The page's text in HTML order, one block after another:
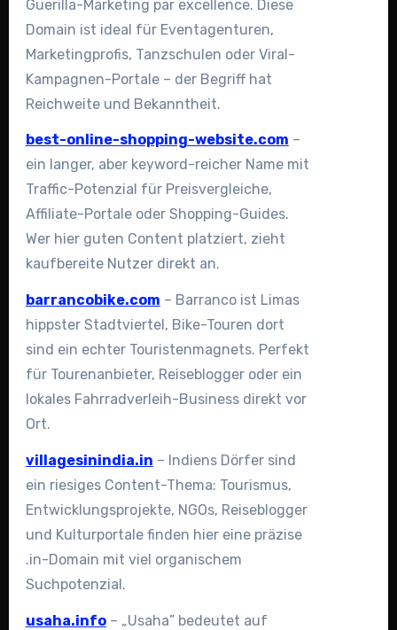
Guerilla-Marketing par excellence. Diese
Domain ist ideal für Eventagenturen,
Marketingprofis, Tanzschulen oder Viral-
Kampagnen-Portale – der Begriff hat
Reichweite und Bekanntheit.
best-online-shopping-website.com –
ein langer, aber keyword-reicher Name mit
Traffic-Potenzial für Preisvergleiche,
Affiliate-Portale oder Shopping-Guides.
Wer hier guten Content platziert, zieht
kaufbereite Nutzer direkt an.
barrancobike.com – Barranco ist Limas
hippster Stadtviertel, Bike-Touren dort
sind ein echter Touristenmagnets. Perfekt
für Tourenanbieter, Reiseblogger oder ein
lokales Fahrradverleih-Business direkt vor
Ort.
villagesinindia.in – Indiens Dörfer sind
ein riesiges Content-Thema: Tourismus,
Entwicklungsprojekte, NGOs, Reiseblogger
und Kulturportale finden hier eine präzise
.in-Domain mit viel organischem
Suchpotenzial.
usaha.info– „Usaha” bedeutet auf